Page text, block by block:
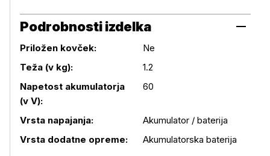
Podrobnosti izdelka
Podrobnosti izdelka
Priložen kovček:
Ne
Teža (v kg):
1.2
Napetost akumulatorja
(v V):
60
Vrsta napajanja:
Akumulator / baterija
Vrsta dodatne opreme:
Akumulatorska baterija